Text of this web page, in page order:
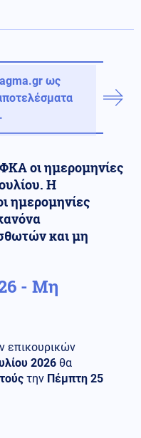
ως
οι ημερομηνίες
Η
ημερομηνίες
και μη
- Μη
επικουρικών
2026 θα
την Πέμπτη 25